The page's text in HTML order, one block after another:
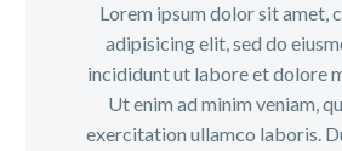
Lorem ipsum dolor sit amet,
adipisicing elit, sed do
incididunt ut labore et dolore
Ut enim ad minim veniam,
exercitation ullamco laboris.